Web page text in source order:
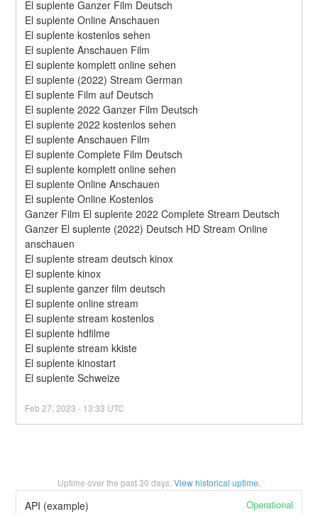
El suplente Ganzer Film Deutsch
El suplente Online Anschauen
El suplente kostenlos sehen
El suplente Anschauen Film
El suplente komplett online sehen
El suplente (2022) Stream German
El suplente Film auf Deutsch
El suplente 2022 Ganzer Film Deutsch
El suplente 2022 kostenlos sehen
El suplente Anschauen Film
El suplente Complete Film Deutsch
El suplente komplett online sehen
El suplente Online Anschauen
El suplente Online Kostenlos
Ganzer Film El suplente 2022 Complete Stream Deutsch
Ganzer El suplente (2022) Deutsch HD Stream Online
anschauen
El suplente stream deutsch kinox
El suplente kinox
El suplente ganzer film deutsch
El suplente online stream
El suplente stream kostenlos
El suplente hdfilme
El suplente stream kkiste
El suplente kinostart
El suplente Schweize
Feb27 ,2023 - 13:33 UTC
Uptime over the past30 days. View historical uptime.
API (example) Operational